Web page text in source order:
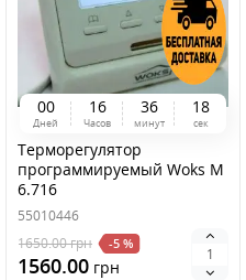
00
Дней
16
Часов
36
минут
18
сек
Терморегулятор
программируемый Woks М
6.716
55010446
1650.00грн -5 %
1560.00 грн